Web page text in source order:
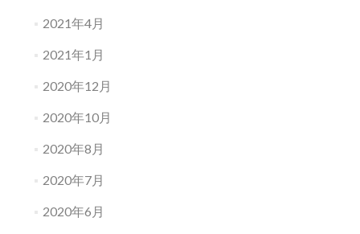
2021年4月
2021年1月
2020年12月
2020年10月
2020年8月
2020年7月
2020年6月